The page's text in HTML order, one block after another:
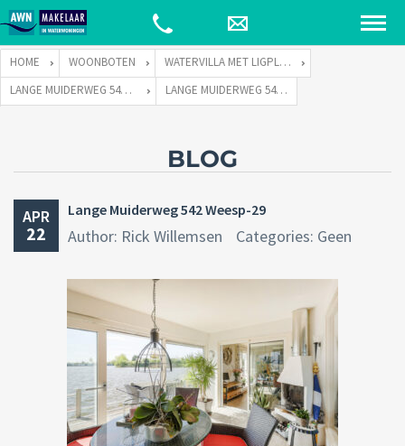
HOME WOONBOTEN
WATERVILLA MET LIGPLAATS
LANGE MUIDERWEG 542 TE 1382 LC WEESP
LANGE MUIDERWEG 542 WEESP-29
BLOG
APR
22
Lange Muiderweg 542 Weesp-29
Author: Rick Willemsen Categories: Geen